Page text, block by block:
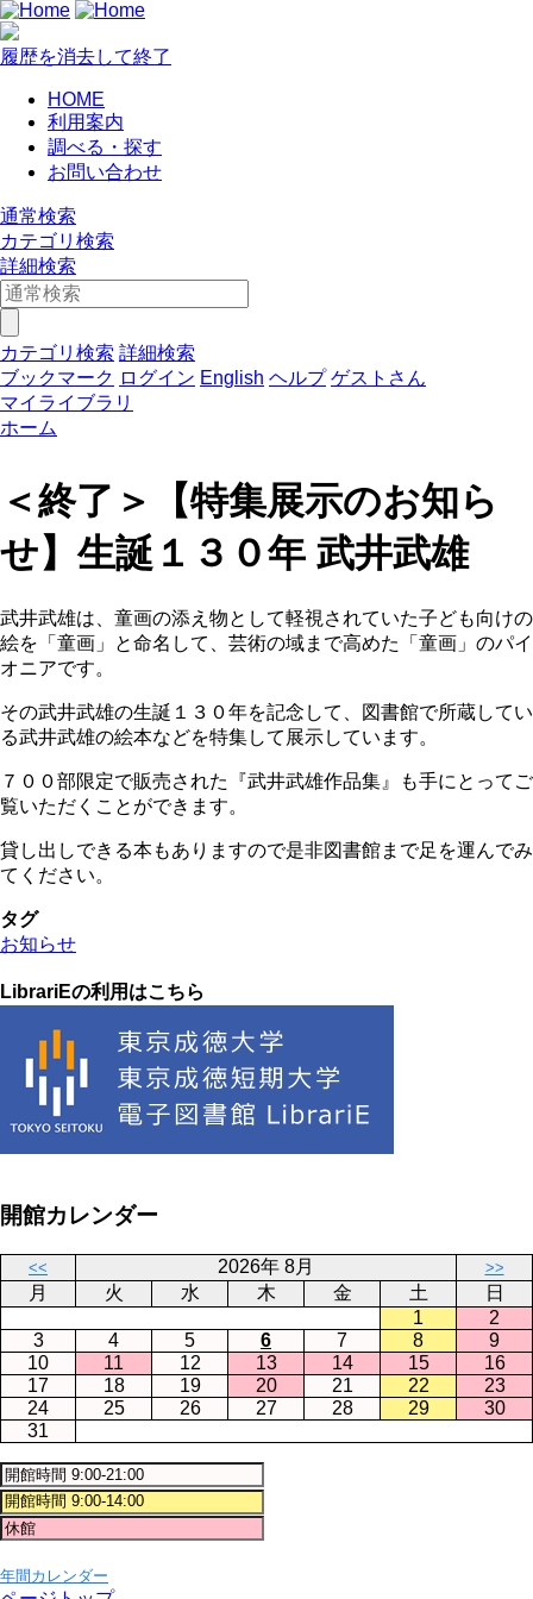
履歴を消去して終了
HOME
利用案内
調べる・探す
お問い合わせ
通常検索
カテゴリ検索
詳細検索
カテゴリ検索 詳細検索
ブックマーク ログイン English ヘルプ ゲストさん
マイライブラリ
ホーム
＜終了＞【特集展示のお知ら
せ】生誕１３０年 武井武雄
武井武雄は、童画の添え物として軽視されていた子ども向けの
絵を「童画」と命名して、芸術の域まで高めた「童画」のパイ
オニアです。
その武井武雄の生誕１３０年を記念して、図書館で所蔵してい
る武井武雄の絵本などを特集して展示しています。
７００部限定で販売された『武井武雄作品集』も手にとってご
覧いただくことができます。
貸し出しできる本もありますので是非図書館まで足を運んでみ
てください。
タグ
お知らせ
LibrariEの利用はこちら
開館カレンダー
<< 2026年 8月 >>
月 火 水 木 金 土
日
1
2
3
4 5 6 7 8
9
10
11 12 13 14 15
16
17
18 19 20 21 22
23
24
25 26 27 28 29
30
31
年間カレンダー